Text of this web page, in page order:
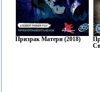
Призрак Матери (2018)